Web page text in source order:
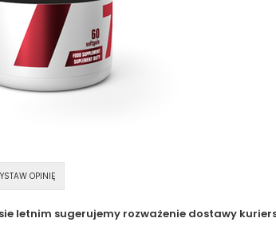
OPINIĘ
letnim sugerujemy rozważenie dostawy